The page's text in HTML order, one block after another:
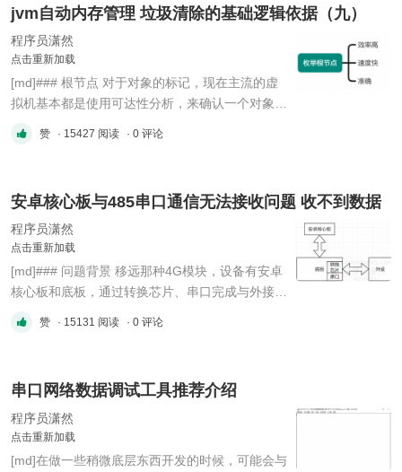
jvm自动内存管理 垃圾清除的基础逻辑依据（九）
程序员潇然
点击重新加载
[md]### 根节点 对于对象的标记，现在主流的虚
拟机基本都是使用可达性分析，来确认一个对象是
题，但是耗费了大量的时间进行枚举、可达性分
...
赞 · 15427 阅读 · 0 评论
安卓核心板与485串口通信无法接收问题 收不到数据
程序员潇然
点击重新加载
[md]### 问题背景 移远那种4G模块，设备有安卓
核心板和底板，通过转换芯片、串口完成与外接设
(data/attachment/forum/202211/11/164 ...
赞 · 15131 阅读 · 0 评论
串口网络数据调试工具推荐介绍
程序员潇然
点击重新加载
[md]在做一些稍微底层东西开发的时候，可能会与